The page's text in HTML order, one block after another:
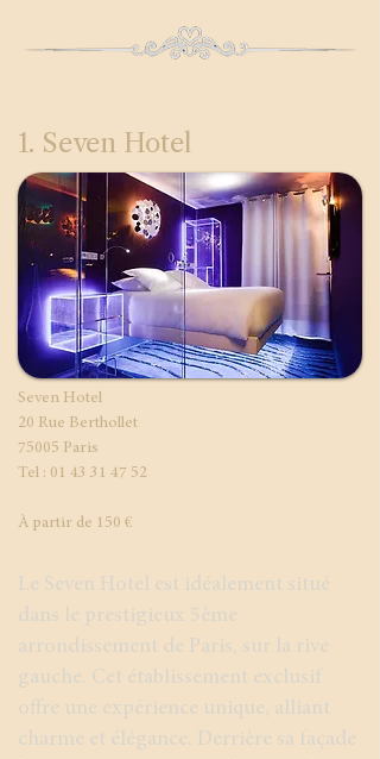
1. Seven Hotel
Seven Hotel
20 Rue Berthollet
75005 Paris
Tel : 01 43 31 47 52
​À partir de 150 €
Le Seven Hotel est idéalement situé
dans le prestigieux 5ème
arrondissement de Paris, sur la rive
gauche. Cet établissement exclusif
offre une expérience unique, alliant
charme et élégance. Derrière sa façade